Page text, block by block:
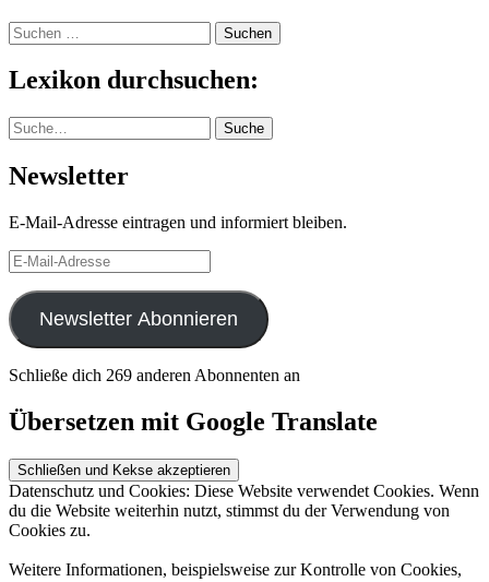
Suchen
nach:
Lexikon durchsuchen:
Suche Suche
Newsletter
E-Mail-Adresse eintragen und informiert bleiben.
E-
Mail-
Adresse
Newsletter Abonnieren
Schließe dich 269 anderen Abonnenten an
Übersetzen mit Google Translate
Datenschutz und Cookies: Diese Website verwendet Cookies. Wenn
du die Website weiterhin nutzt, stimmst du der Verwendung von
Cookies zu.
Weitere Informationen, beispielsweise zur Kontrolle von Cookies,